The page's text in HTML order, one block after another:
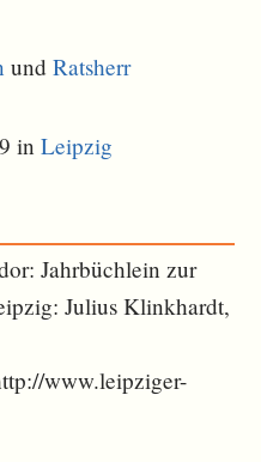
undRatsherr
inLeipzig
Jahrbüchlein zur
Julius Klinkhardt,
www.leipziger-